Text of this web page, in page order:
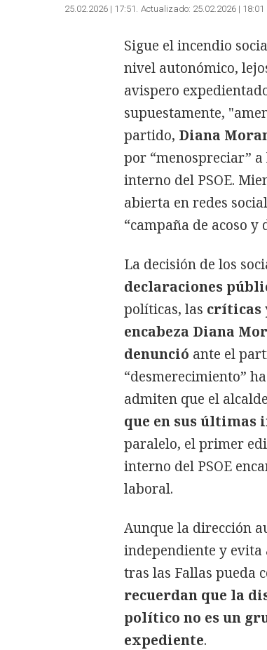
25.02.2026 | 17:51 Actualizado: 25.02.2026 | 18:01
Sigue el incendio
nivel autonómico,
avispero
supuestamente,
partido, Diana
por “menospreciar”
interno del PSOE.
abierta en redes
“campaña de acoso y
La decisión de los
declaraciones
políticas, las críticas
encabeza Diana
denunció ante el
“desmerecimiento”
admiten que el
que en sus últimas
paralelo, el primer
interno del PSOE
laboral.
Aunque la dirección
independiente y evita
tras las Fallas pueda
recuerdan que la
político no es un
expediente.